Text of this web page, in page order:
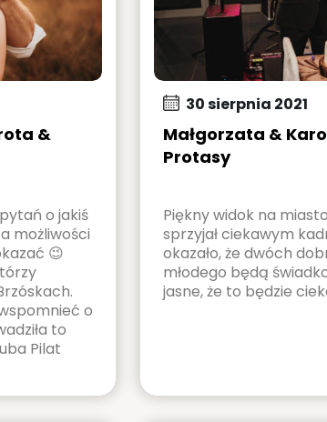
&
o jakiś
możliwości
😉
o
to
Pilat
30 sierpnia 2021
Małgorzata &
Protasy
Piękny widok na
sprzyjał ciekawym
okazało, że dwóch
młodego będą
jasne, że to będzie